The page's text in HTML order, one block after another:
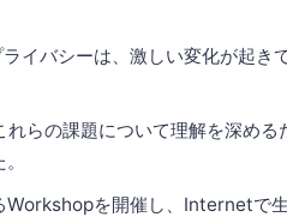
イバシーは、激しい変化が起き
らの課題について理解を深める
を開催し、Internetで